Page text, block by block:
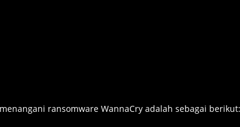
ransomware WannaCry adalah sebagai berikut: